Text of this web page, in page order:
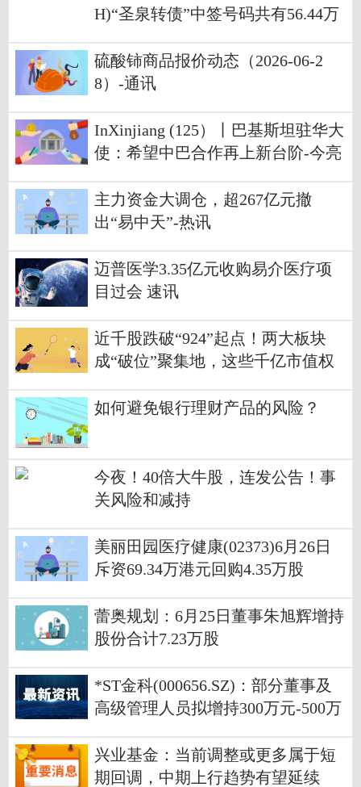
H)“圣泉转债”中签号码共有56.44万
硫酸铈商品报价动态（2026-06-2
8）-通讯
InXinjiang (125）丨巴基斯坦驻华大
使：希望中巴合作再上新台阶-今亮
主力资金大调仓，超267亿元撤
出“易中天”-热讯
迈普医学3.35亿元收购易介医疗项
目过会 速讯
近千股跌破“924”起点！两大板块
成“破位”聚集地，这些千亿市值权
如何避免银行理财产品的风险？
今夜！40倍大牛股，连发公告！事
关风险和减持
美丽田园医疗健康(02373)6月26日
斥资69.34万港元回购4.35万股
蕾奥规划：6月25日董事朱旭辉增持
股份合计7.23万股
*ST金科(000656.SZ)：部分董事及
高级管理人员拟增持300万元-500万
兴业基金：当前调整或更多属于短
期回调，中期上行趋势有望延续